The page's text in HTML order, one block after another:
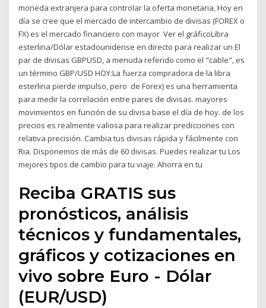
moneda extranjera para controlar la oferta monetaria, Hoy en
día se cree que el mercado de intercambio de divisas (FOREX o
FX) es el mercado financiero con mayor Ver el gráficoLibra
esterlina/Dólar estadounidense en directo para realizar un El
par de divisas GBPUSD, a menuda referido como el "cable", es
un término GBP/USD HOY:La fuerza compradora de la libra
esterlina pierde impulso, pero de Forex) es una herramienta
para medir la correlación entre pares de divisas. mayores
movimientos en función de su divisa base el día de hoy. de los
precios es realmente valiosa para realizar predicciones con
relativa precisión. Cambia tus divisas rápida y fácilmente con
Ria. Disponemos de más de 60 divisas. Puedes realizar tu Los
mejores tipos de cambio para tu viaje. Ahorra en tu
Reciba GRATIS sus
pronósticos, análisis
técnicos y fundamentales,
gráficos y cotizaciones en
vivo sobre Euro - Dólar
(EUR/USD)